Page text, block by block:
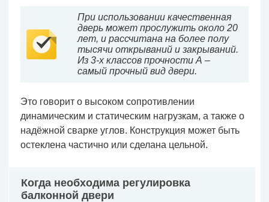
При использовании качественная
дверь может прослужить около 20
лет, и рассчитана на более полу
тысячи открываний и закрываний.
Из 3-х классов прочности А –
самый прочный вид двери.
Это говорит о высоком сопротивлении
динамическим и статическим нагрузкам, а также о
надёжной сварке углов. Конструкция может быть
остеклена частично или сделана цельной.
Когда необходима регулировка
балконной двери